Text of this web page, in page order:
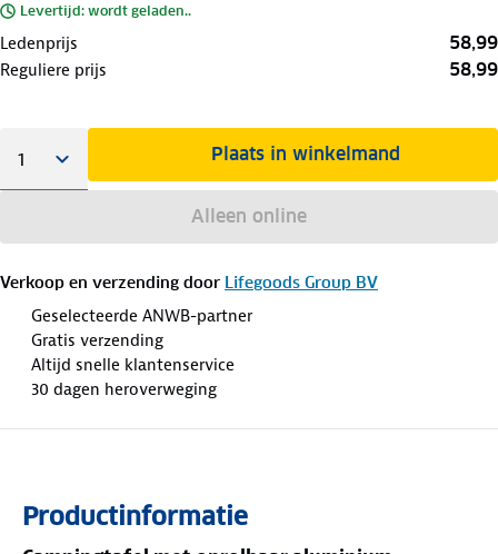
Levertijd: wordt geladen..
Ledenprijs 58,99
Reguliere prijs 58,99
Plaats in winkelmand
Alleen online
Verkoop en verzending door Lifegoods Group BV
Geselecteerde ANWB-partner
Gratis verzending
Altijd snelle klantenservice
30 dagen heroverweging
Productinformatie